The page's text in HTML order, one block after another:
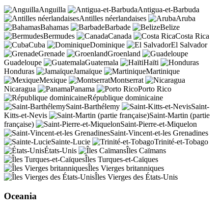
Anguilla
Antigua-et-Barbuda
Antilles néerlandaises
Aruba
Bahamas
Barbade
Belize
Bermudes
Canada
Costa Rica
Cuba
Dominique
El Salvador
Grenade
Groenland
Guadeloupe
Guatemala
Haïti
Honduras
Jamaïque
Martinique
Mexique
Montserrat
Nicaragua
Panama
Porto Rico
République dominicaine
Saint-Barthélemy
Saint-
Kitts-et-Nevis
Saint-Martin (partie
française)
Saint-Pierre-et-Miquelon
Saint-Vincent-et-les Grenadines
Sainte-Lucie
Trinité-et-Tobago
États-Unis
Îles Caïmans
Îles Turques-et-Caïques
Îles Vierges britanniques
Îles Vierges des États-Unis
Oceania